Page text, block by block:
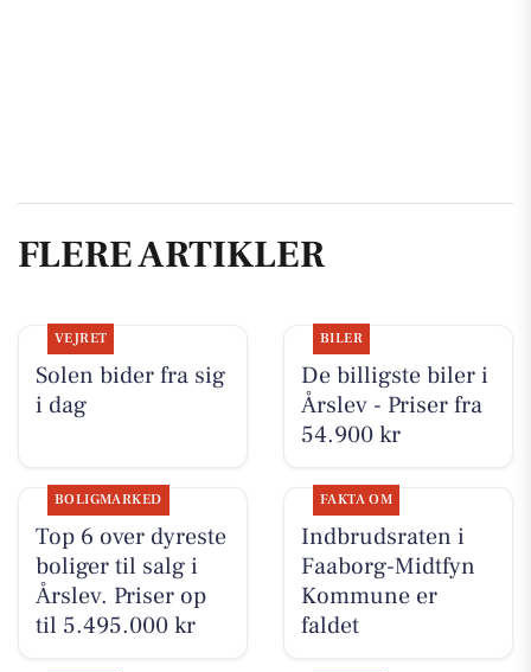
FLERE ARTIKLER
VEJRET
Solen bider fra sig
i dag
BILER
De billigste biler i
Årslev - Priser fra
54.900 kr
BOLIGMARKED
Top 6 over dyreste
boliger til salg i
Årslev. Priser op
til 5.495.000 kr
FAKTA OM
Indbrudsraten i
Faaborg-Midtfyn
Kommune er
faldet